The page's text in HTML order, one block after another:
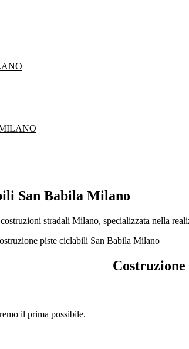
Milano
San Babila Milano
stradali Milano, specializzata nella
il prima possibile.